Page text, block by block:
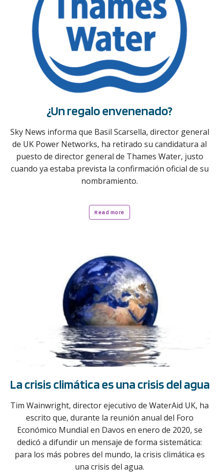
¿Un regalo envenenado?
Sky News informa que Basil Scarsella, director general
de UK Power Networks, ha retirado su candidatura al
puesto de director general de Thames Water, justo
cuando ya estaba prevista la confirmación oficial de su
nombramiento.
Read more
La crisis climática es una crisis del agua
Tim Wainwright, director ejecutivo de WaterAid UK, ha
escrito que, durante la reunión anual del Foro
Económico Mundial en Davos en enero de 2020, se
dedicó a difundir un mensaje de forma sistemática:
para los más pobres del mundo, la crisis climática es
una crisis del agua.